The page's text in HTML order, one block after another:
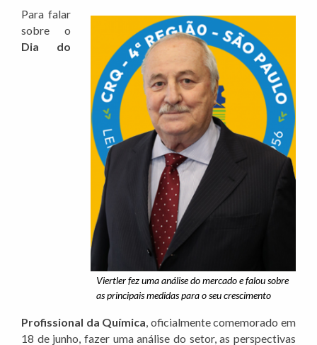
Viertler fez uma análise do mercado e falou sobre
as principais medidas para o seu crescimento
Para falar
sobre o
Dia do
Profissional da Química , oficialmente comemorado em
18 de junho, fazer uma análise do setor, as perspectivas